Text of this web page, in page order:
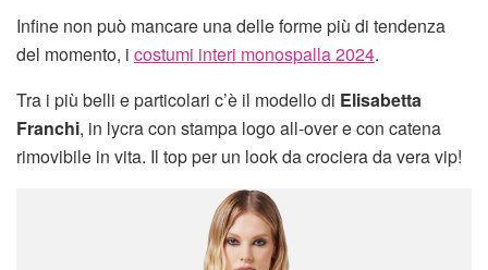
Infine non può mancare una delle forme più di tendenza
del momento, i costumi interi monospalla 2024.
Tra i più belli e particolari c’è il modello di Elisabetta
Franchi, in lycra con stampa logo all-over e con catena
rimovibile in vita. Il top per un look da crociera da vera vip!